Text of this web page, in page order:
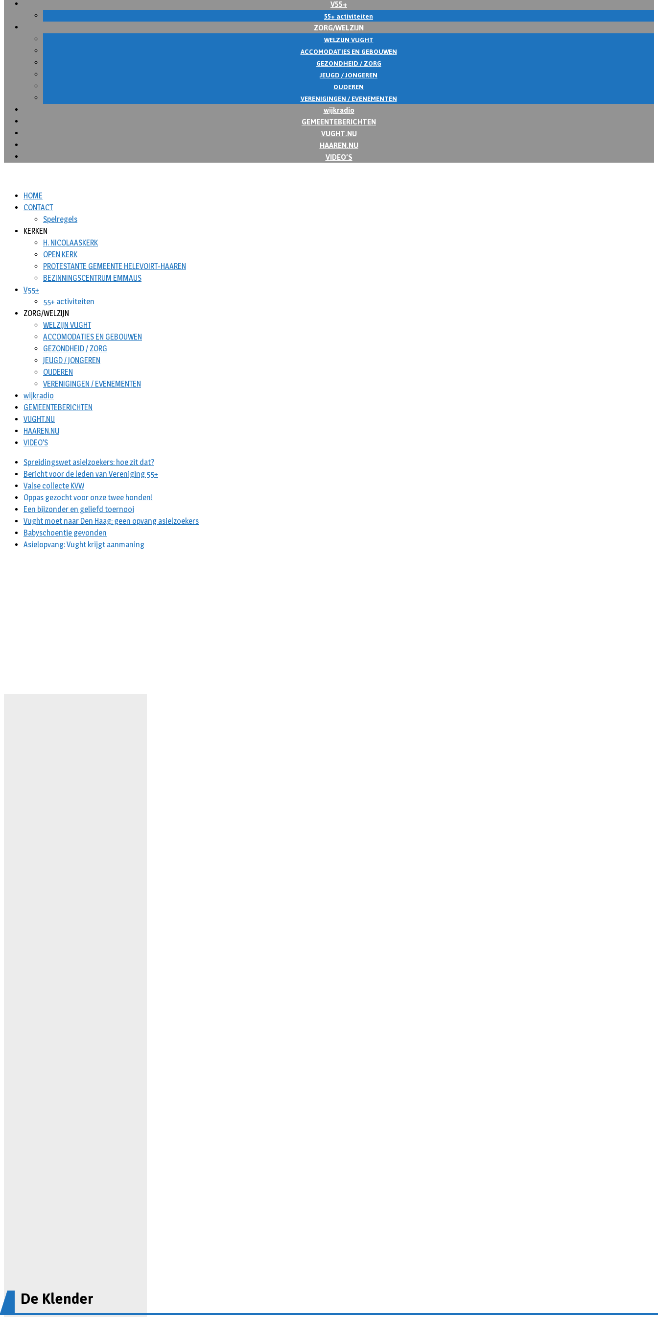
V55+
55+ activiteiten
ZORG/WELZIJN
WELZIJN VUGHT
ACCOMODATIES EN GEBOUWEN
GEZONDHEID / ZORG
JEUGD / JONGEREN
OUDEREN
VERENIGINGEN / EVENEMENTEN
wijkradio
GEMEENTEBERICHTEN
VUGHT.NU
HAAREN.NU
VIDEO’S
HOME
CONTACT
Spelregels
KERKEN
H. NICOLAASKERK
OPEN KERK
PROTESTANTE GEMEENTE HELEVOIRT-HAAREN
BEZINNINGSCENTRUM EMMAUS
V55+
55+ activiteiten
ZORG/WELZIJN
WELZIJN VUGHT
ACCOMODATIES EN GEBOUWEN
GEZONDHEID / ZORG
JEUGD / JONGEREN
OUDEREN
VERENIGINGEN / EVENEMENTEN
wijkradio
GEMEENTEBERICHTEN
VUGHT.NU
HAAREN.NU
VIDEO’S
Spreidingswet asielzoekers: hoe zit dat?
Bericht voor de leden van Vereniging 55+
Valse collecte KVW
Oppas gezocht voor onze twee honden!
Een bijzonder en geliefd toernooi
Vught moet naar Den Haag: geen opvang asielzoekers
Babyschoentje gevonden
Asielopvang: Vught krijgt aanmaning
De Klender